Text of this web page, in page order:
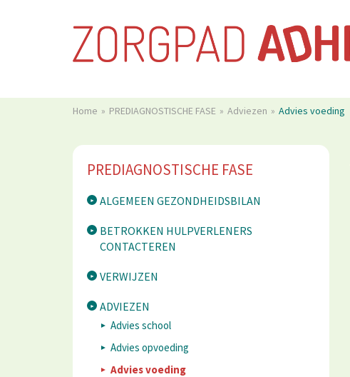
Home PREDIAGNOSTISCHE FASE Adviezen Advies voeding
PREDIAGNOSTISCHE FASE
ALGEMEEN GEZONDHEIDSBILAN
BETROKKEN HULPVERLENERS
CONTACTEREN
VERWIJZEN
ADVIEZEN
Advies school
Advies opvoeding
Advies voeding